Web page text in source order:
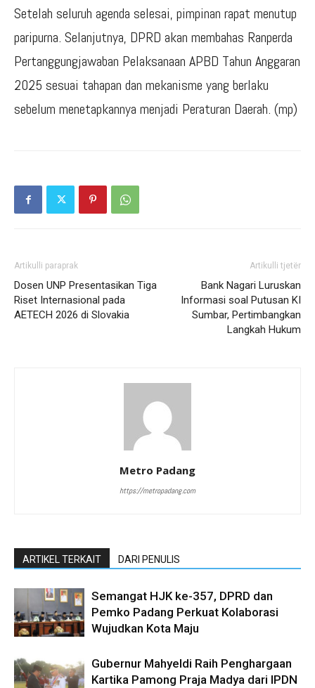
Setelah seluruh agenda selesai, pimpinan rapat menutup
paripurna. Selanjutnya, DPRD akan membahas Ranperda
Pertanggungjawaban Pelaksanaan APBD Tahun Anggaran
2025 sesuai tahapan dan mekanisme yang berlaku
sebelum menetapkannya menjadi Peraturan Daerah. (mp)
Artikulli paraprak
Dosen UNP Presentasikan Tiga
Riset Internasional pada
AETECH 2026 di Slovakia
Artikulli tjetër
Bank Nagari Luruskan
Informasi soal Putusan KI
Sumbar, Pertimbangkan
Langkah Hukum
Metro Padang
https://metropadang.com
ARTIKEL TERKAIT DARI PENULIS
Semangat HJK ke-357, DPRD dan
Pemko Padang Perkuat Kolaborasi
Wujudkan Kota Maju
Gubernur Mahyeldi Raih Penghargaan
Kartika Pamong Praja Madya dari IPDN